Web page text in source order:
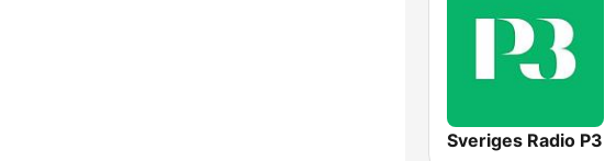
Sveriges Radio P3